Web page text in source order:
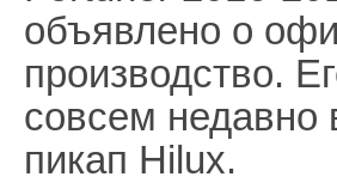
объявлено о
производство.
совсем недавно
пикап Hilux.